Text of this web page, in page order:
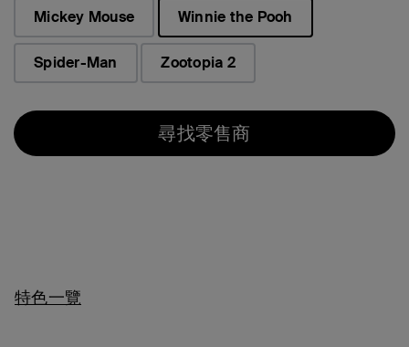
Mickey Mouse
Winnie the Pooh
已選取
Spider-Man
Zootopia 2
尋找零售商
特色一覽